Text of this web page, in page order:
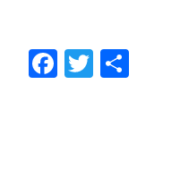
F
ac
T
w